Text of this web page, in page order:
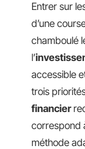
Entrer sur
d’une
chamboulé
l’
accessible
trois
financier
correspond
méthode